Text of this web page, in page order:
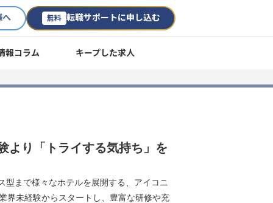
へ 無料 転職サポートに申し込む
報コラム キープした求人
より「トライする気持ち」を
型まで様々なホテルを展開する、アイコニ
界未経験からスタートし、豊富な研修や充